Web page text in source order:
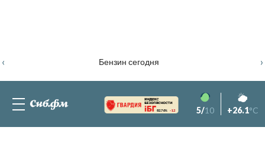
Бензин сегодня
‹ ›
82.76% -1.2 5/10 +26.1°C